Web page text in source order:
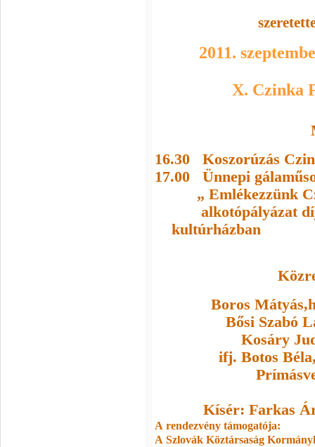
2011.
X. Czinka
16.30
Koszorúzás
17.00
Ünnepi
„ Emlékezzünk
alkotópályázat
kultúrházban
Boros
Bősi Szabó
Kosáry
ifj. Botos
Kísér: Farkas
A rendezvény támogatója:
A Szlovák Köztársaság